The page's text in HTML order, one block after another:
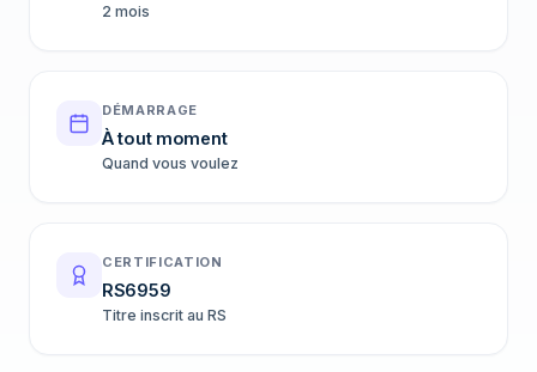
2 mois
DÉMARRAGE
À tout moment
Quand vous voulez
CERTIFICATION
RS6959
Titre inscrit au RS